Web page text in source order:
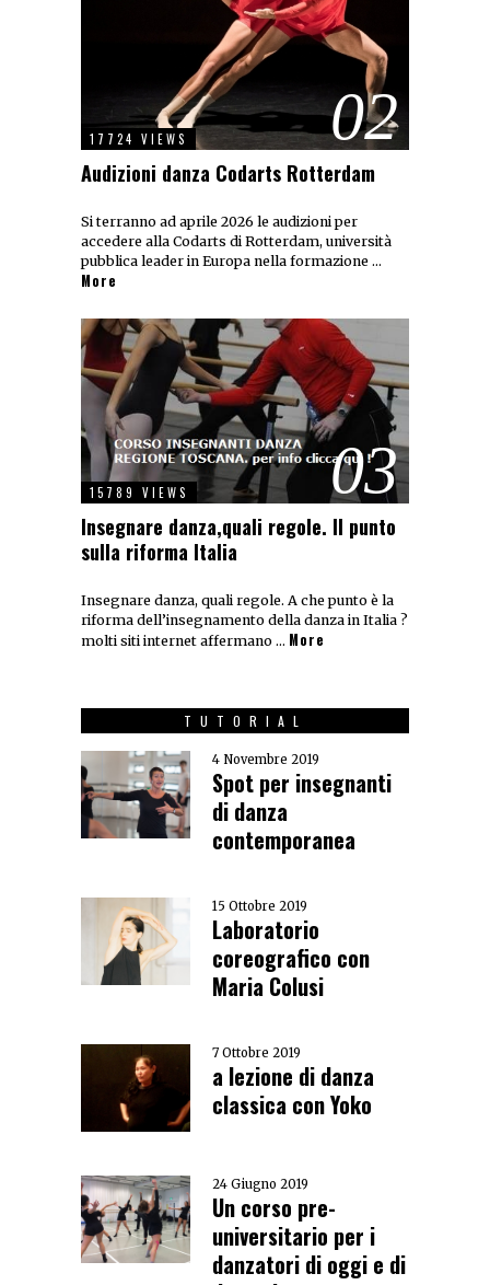
02
17724 VIEWS
Audizioni danza Codarts Rotterdam
Si terranno ad aprile 2026 le audizioni per
accedere alla Codarts di Rotterdam, università
pubblica leader in Europa nella formazione …
More
03
15789 VIEWS
Insegnare danza,quali regole. Il punto
sulla riforma Italia
Insegnare danza, quali regole. A che punto è la
riforma dell’insegnamento della danza in Italia ?
molti siti internet affermano … More
TUTORIAL
4 Novembre 2019
Spot per insegnanti
di danza
contemporanea
15 Ottobre 2019
Laboratorio
coreografico con
Maria Colusi
7 Ottobre 2019
a lezione di danza
classica con Yoko
24 Giugno 2019
Un corso pre-
universitario per i
danzatori di oggi e di